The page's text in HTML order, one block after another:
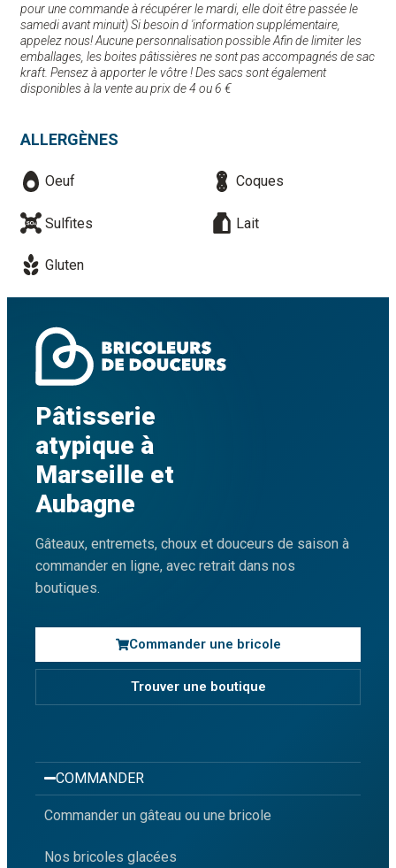
pour une commande à récupérer le mardi, elle doit être passée le
samedi avant minuit) Si besoin d 'information supplémentaire,
appelez nous! Aucune personnalisation possible Afin de limiter les
emballages, les boites pâtissières ne sont pas accompagnés de sac
kraft. Pensez à apporter le vôtre ! Des sacs sont également
disponibles à la vente au prix de 4 ou 6 €
ALLERGÈNES
Oeuf Coques
Sulfites Lait
Gluten
Pâtisserie
atypique à
Marseille et
Aubagne
Gâteaux, entremets, choux et douceurs de saison à
commander en ligne, avec retrait dans nos
boutiques.
Commander une bricole
Trouver une boutique
COMMANDER
Commander un gâteau ou une bricole
Nos bricoles glacées